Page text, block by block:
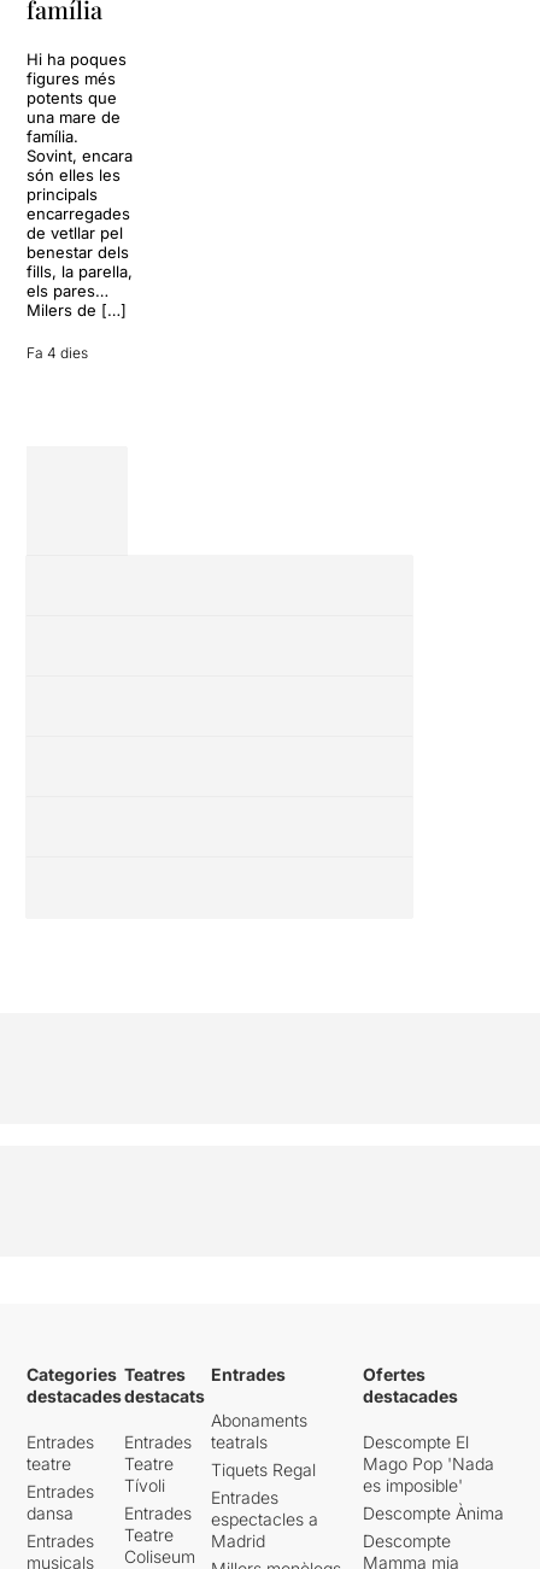
família
Hi ha poques
figures més
potents que
una mare de
família.
Sovint, encara
són elles les
principals
encarregades
de vetllar pel
benestar dels
fills, la parella,
els pares…
Milers de […]
Fa 4 dies
Categories
destacades
Entrades
teatre
Entrades
dansa
Entrades
musicals
Teatres
destacats
Entrades
Teatre
Tívoli
Entrades
Teatre
Coliseum
Entrades
Abonaments
teatrals
Tiquets Regal
Entrades
espectacles a
Madrid
Ofertes
destacades
Descompte El
Mago Pop 'Nada
es imposible'
Descompte Ànima
Descompte
Mamma mia